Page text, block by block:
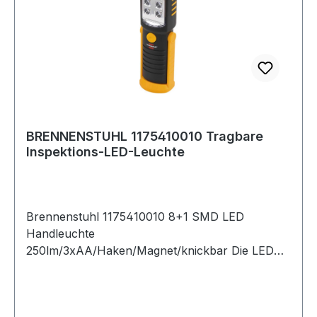
BRENNENSTUHL 1175410010 Tragbare
Inspektions-LED-Leuchte
Brennenstuhl 1175410010 8+1 SMD LED
Handleuchte
250lm/3xAA/Haken/Magnet/knickbar Die LED